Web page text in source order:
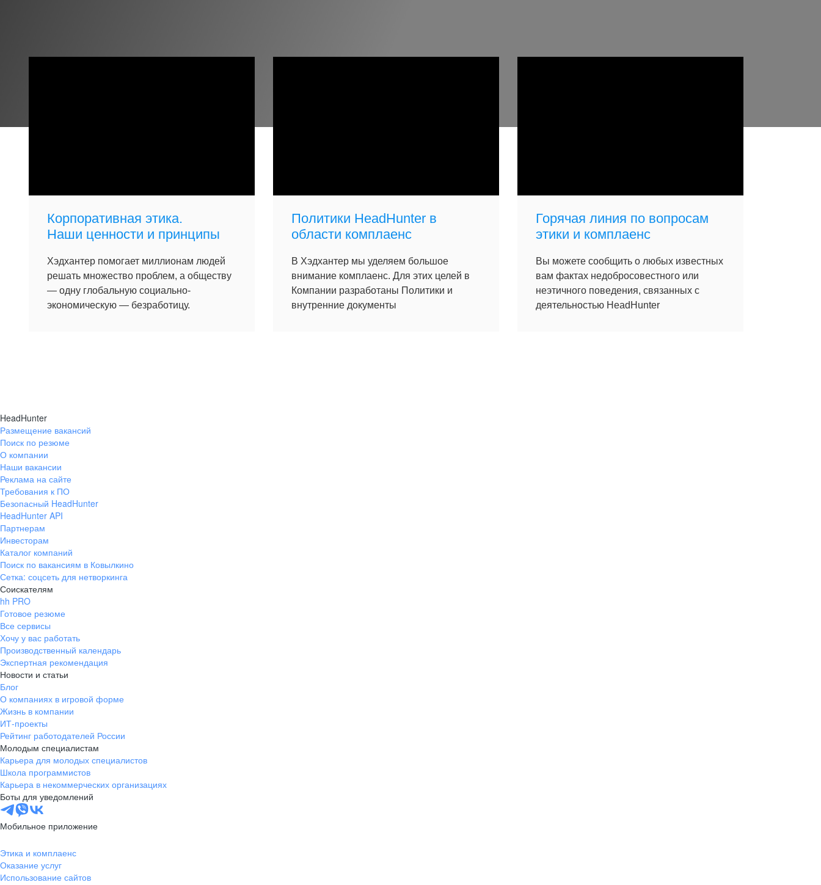
Корпоративная этика.
Наши ценности и принципы
Хэдхантер помогает миллионам людей
решать множество проблем, а обществу
— одну глобальную социально-
экономическую — безработицу.
Политики HeadHunter в
области комплаенс
В Хэдхантер мы уделяем большое
внимание комплаенс. Для этих целей в
Компании разработаны Политики и
внутренние документы
Горячая линия по вопросам
этики и комплаенс
Вы можете сообщить о любых известных
вам фактах недобросовестного или
неэтичного поведения, связанных с
деятельностью HeadHunter
HeadHunter
Размещение вакансий
Поиск по резюме
О компании
Наши вакансии
Реклама на сайте
Требования к ПО
Безопасный HeadHunter
HeadHunter API
Партнерам
Инвесторам
Каталог компаний
Поиск по вакансиям в Ковылкино
Сетка: соцсеть для нетворкинга
Соискателям
hh PRO
Готовое резюме
Все сервисы
Хочу у вас работать
Производственный календарь
Экспертная рекомендация
Новости и статьи
Блог
О компаниях в игровой форме
Жизнь в компании
ИТ-проекты
Рейтинг работодателей России
Молодым специалистам
Карьера для молодых специалистов
Школа программистов
Карьера в некоммерческих организациях
Боты для уведомлений
Мобильное приложение
Этика и комплаенс
Оказание услуг
Использование сайтов